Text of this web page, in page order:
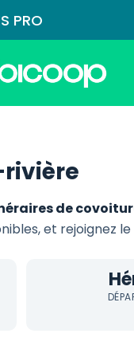
PRO
de
et rejoignez